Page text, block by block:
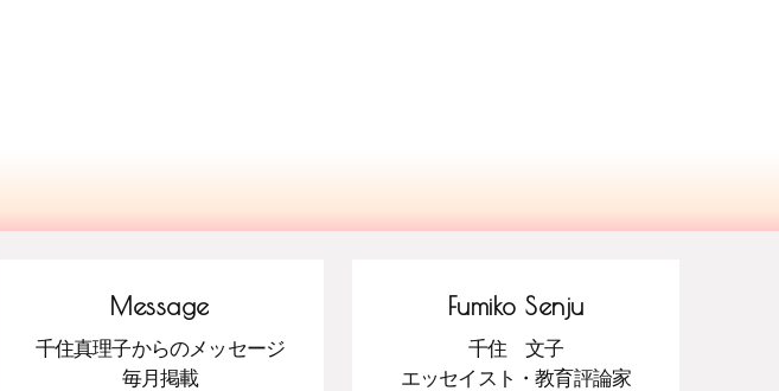
Message
千住真理子からのメッセージ
毎月掲載
Fumiko Senju
千住 文子
エッセイスト・教育評論家